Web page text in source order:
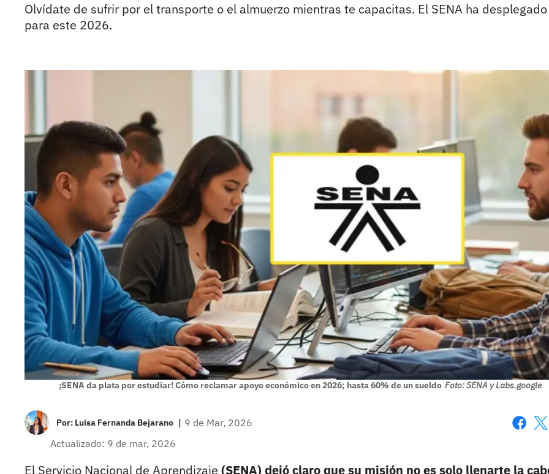
Olvídate de sufrir por el transporte o el almuerzo mientras te capacitas. El SENA ha
para este 2026.
¡SENA da plata por estudiar! Cómo reclamar apoyo económico en 2026; hasta 60% de un sueldo Foto: SENA y Labs.google
Por: Luisa Fernanda Bejarano | 9 de Mar, 2026
Actualizado: 9 de mar, 2026
El Servicio Nacional de Aprendizaje (SENA) dejó claro que su misión no es solo llenarte la